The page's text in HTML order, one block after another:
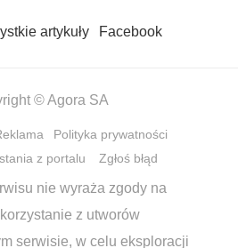
artykuły Facebook
© Agora SA
Polityka prywatności
z portalu
Zgłoś błąd
nie wyraża zgody na
z utworów
serwisie, w celu eksploracji